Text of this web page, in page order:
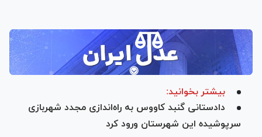
بیشتر بخوانید:
دادستانی گنبد کاووس به راه‌اندازی مجدد شهربازی
سرپوشیده این شهرستان ورود کرد